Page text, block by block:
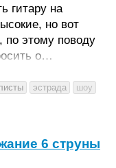
гитару на
но вот
по этому поводу
о…
эстрада шоу
6 струны